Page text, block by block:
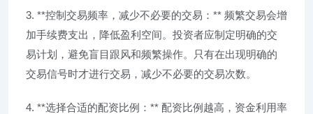
3. **控制交易频率，减少不必要的交易：** 频繁交易会增
加手续费支出，降低盈利空间。投资者应制定明确的交
易计划，避免盲目跟风和频繁操作。只有在出现明确的
交易信号时才进行交易，减少不必要的交易次数。
4. **选择合适的配资比例：** 配资比例越高，资金利用率